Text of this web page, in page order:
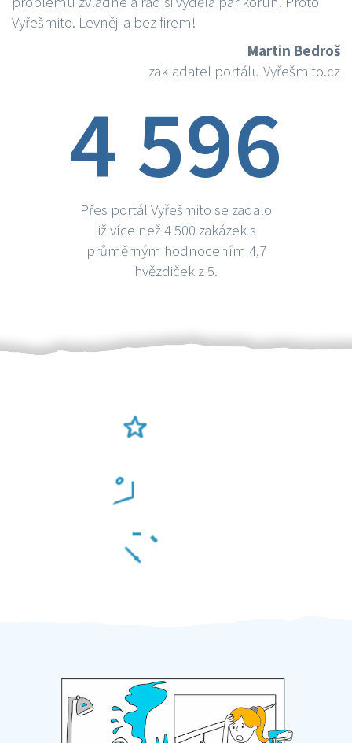
Vyřešmito. Levněji a bez firem!
Martin Bedroš
zakladatel portálu Vyřešmito.cz
4 596
Přes portál Vyřešmito se zadalo
již více než 4 500 zakázek s
průměrným hodnocením 4,7
hvězdiček z 5.